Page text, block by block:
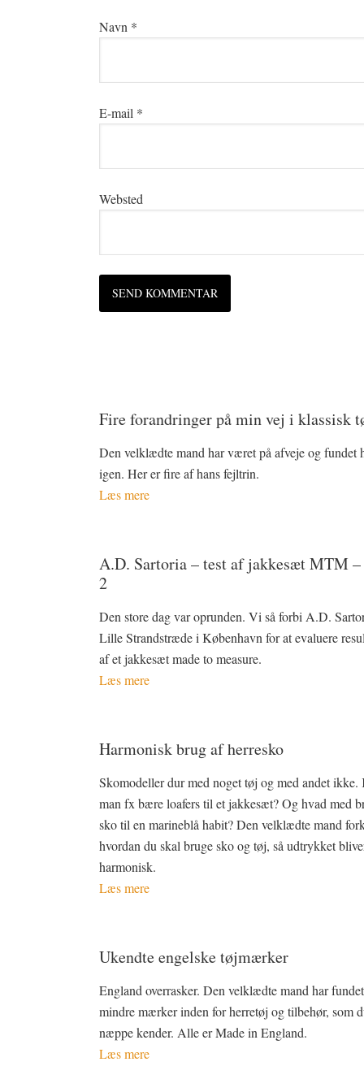
Navn *
E-mail *
Websted
Fire forandringer på min vej i klassisk
Den velklædte mand har været på afveje og fundet
igen. Her er fire af hans fejltrin.
Læs mere
A.D. Sartoria – test af jakkesæt MTM
2
Den store dag var oprunden. Vi så forbi A.D.
Lille Strandstræde i København for at evaluere
af et jakkesæt made to measure.
Læs mere
Harmonisk brug af herresko
Skomodeller dur med noget tøj og med andet ikke.
man fx bære loafers til et jakkesæt? Og hvad med
sko til en marineblå habit? Den velklædte mand
hvordan du skal bruge sko og tøj, så udtrykket
harmonisk.
Læs mere
Ukendte engelske tøjmærker
England overrasker. Den velklædte mand har
mindre mærker inden for herretøj og tilbehør, som
næppe kender. Alle er Made in England.
Læs mere